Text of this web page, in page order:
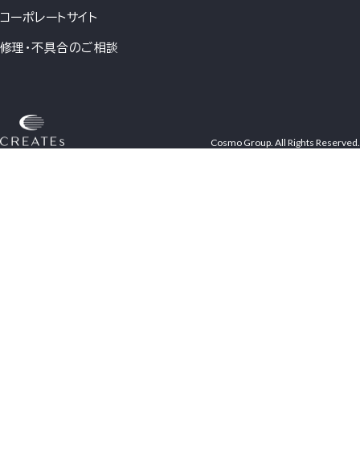
コーポレートサイト
修理・不具合のご相談
Cosmo Group. All Rights Reserved.